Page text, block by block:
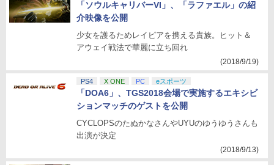
「ソウルキャリバーVI」、「ラファエル」の紹
介映像を公開
少女を護るためレイピアを携える貴族。ヒット＆
アウェイ戦法で華麗に立ち回れ
(2018/9/19)
PS4 X ONE PC eスポーツ
「DOA6」、TGS2018会場で実施するエキシビ
ションマッチのゲストを公開
CYCLOPSのたぬかなさんやUYUのゆうゆうさんも
出演が決定
(2018/9/13)